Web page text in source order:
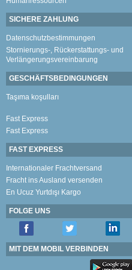
SICHERE ZAHLUNG
Datenschutzbestimmungen
Stornierungs-, Rückerstattungs- und
Verlängerungsvereinbarung
GESCHÄFTSBEDINGUNGEN
Taşıma koşulları
Fast Express
Fast Express
FAST EXPRESS
Internationaler Frachtversand
Fracht ins Ausland versenden
En Ucuz Yurtdışı Kargo
FOLGE UNS
MIT DEM MOBIL VERBINDEN